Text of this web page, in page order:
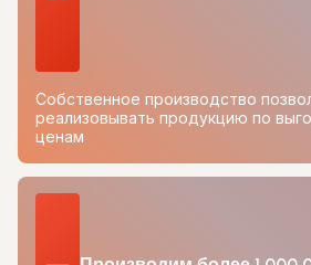
Собственное производство
реализовывать продукцию по
ценам